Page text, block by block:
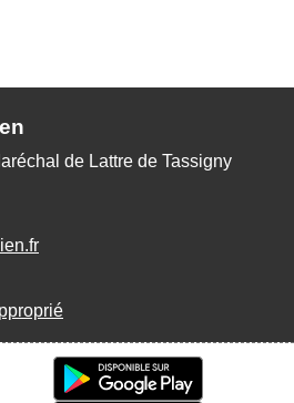
de Lattre de Tassigny